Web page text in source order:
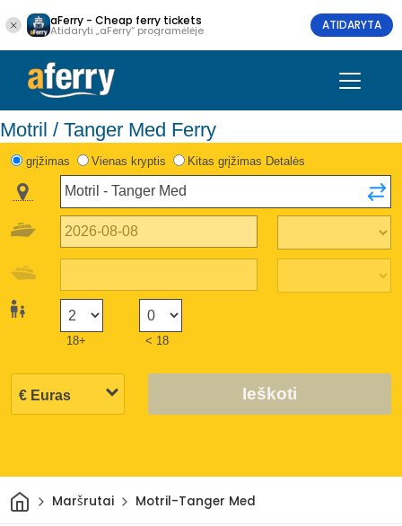
aFerry - Cheap ferry tickets
Atidaryti „aFerry“ programėlėje ATIDARYTA
Motril / Tanger Med Ferry
grįžimas Vienas kryptis Kitas grįžimas Detalės
18+ < 18
Ieškoti
Pradžia
Maršrutai Motril-Tanger Med